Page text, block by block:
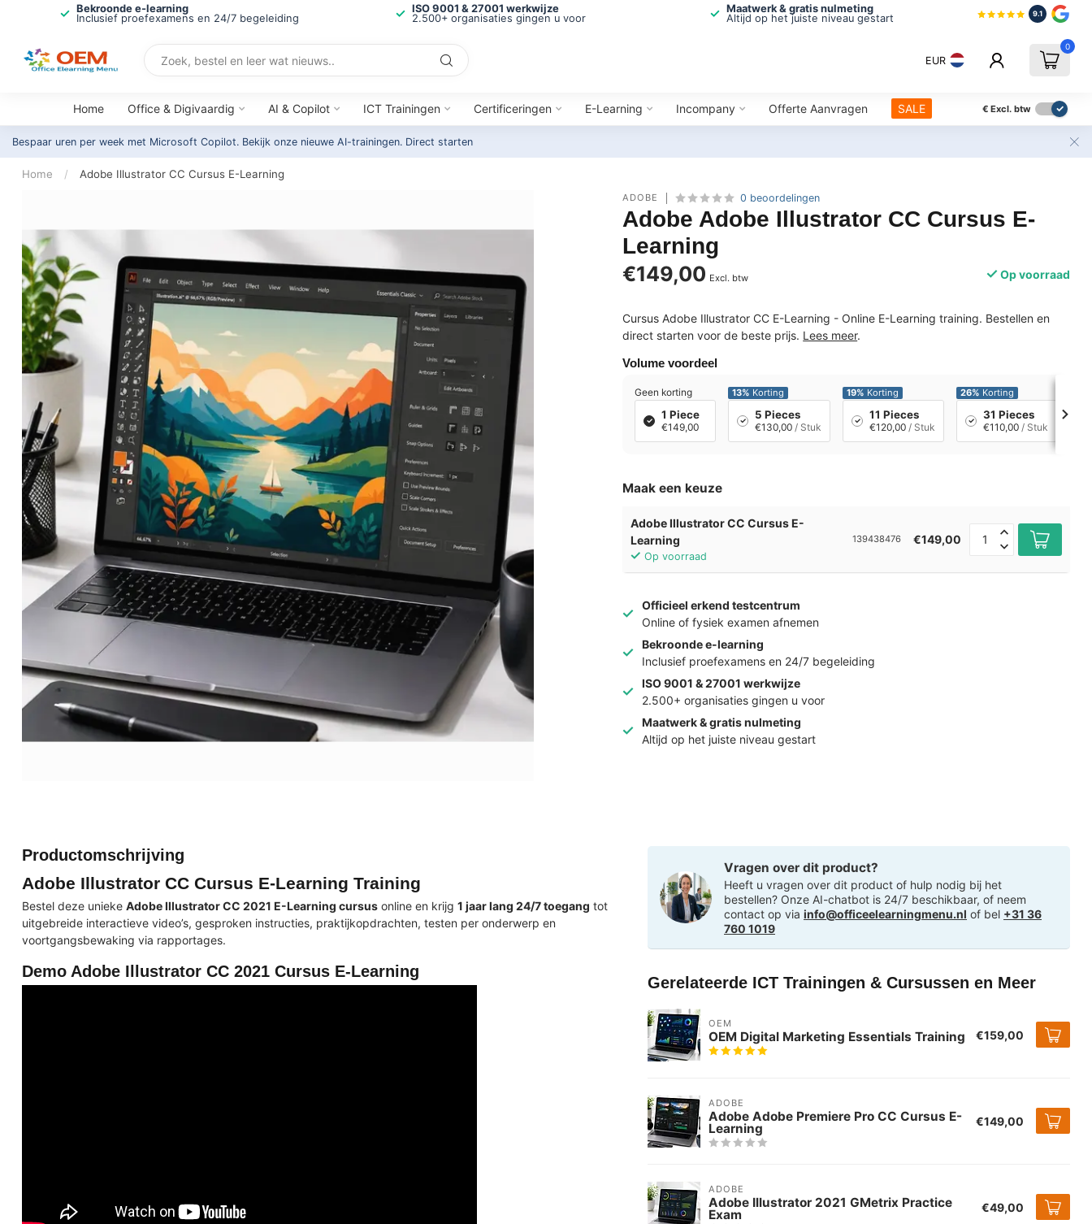
Bekroonde e-learning
Inclusief proefexamens en 24/7 begeleiding
ISO 9001 & 27001 werkwijze
2.500+ organisaties gingen u voor
Maatwerk & gratis nulmeting
Altijd op het juiste niveau gestart
9.1
EUR
0
Home Office & Digivaardig AI & Copilot ICT Trainingen Certificeringen E-Learning Incompany Offerte Aanvragen SALE € Excl. btw
Bespaar uren per week met Microsoft Copilot. Bekijk onze nieuwe AI-trainingen. Direct starten
Home / Adobe Illustrator CC Cursus E-Learning
ADOBE 0 beoordelingen
Adobe Adobe Illustrator CC Cursus E-
Learning
€149,00 Excl. btw Op voorraad
Cursus Adobe Illustrator CC E-Learning - Online E-Learning training. Bestellen en
direct starten voor de beste prijs. Lees meer.
Volume voordeel
Geen korting
1 Piece
€149,00
13% Korting
5 Pieces
€130,00 / Stuk
19% Korting
11 Pieces
€120,00 / Stuk
26% Korting
31 Pieces
€110,00 / Stuk
Maak een keuze
Adobe Illustrator CC Cursus E-
Learning
Op voorraad
139438476 €149,00
Officieel erkend testcentrum
Online of fysiek examen afnemen
Bekroonde e-learning
Inclusief proefexamens en 24/7 begeleiding
ISO 9001 & 27001 werkwijze
2.500+ organisaties gingen u voor
Maatwerk & gratis nulmeting
Altijd op het juiste niveau gestart
Productomschrijving
Adobe Illustrator CC Cursus E-Learning Training
Bestel deze unieke Adobe Illustrator CC 2021 E-Learning cursus online en krijg 1 jaar lang 24/7 toegang tot
uitgebreide interactieve video’s, gesproken instructies, praktijkopdrachten, testen per onderwerp en
voortgangsbewaking via rapportages.
Demo Adobe Illustrator CC 2021 Cursus E-Learning
Vragen over dit product?
Heeft u vragen over dit product of hulp nodig bij het
bestellen? Onze AI-chatbot is 24/7 beschikbaar, of neem
contact op via info@officeelearningmenu.nl of bel +31 36
760 1019
Gerelateerde ICT Trainingen & Cursussen en Meer
OEM
OEM Digital Marketing Essentials Training €159,00
ADOBE
Adobe Adobe Premiere Pro CC Cursus E-
Learning €149,00
ADOBE
Adobe Illustrator 2021 GMetrix Practice
Exam €49,00